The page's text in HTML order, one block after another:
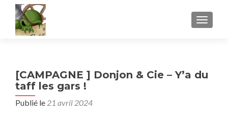
[CAMPAGNE ] Donjon & Cie – Y’a du
taff les gars !
Publié le 21 avril 2024